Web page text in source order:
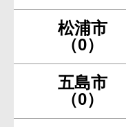
松浦市
（0）
五島市
（0）